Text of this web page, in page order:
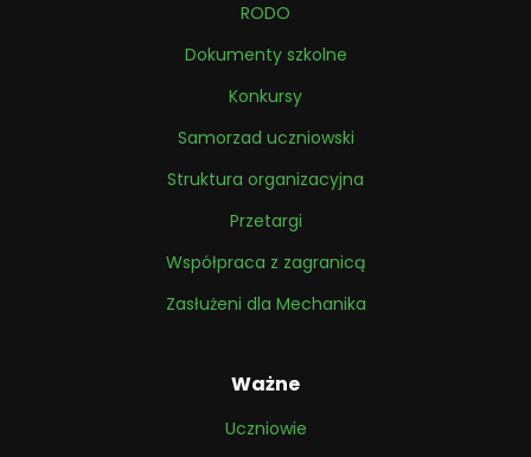
RODO
Dokumenty szkolne
Konkursy
Samorzad uczniowski
Struktura organizacyjna
Przetargi
Współpraca z zagranicą
Zasłużeni dla Mechanika
Ważne
Uczniowie